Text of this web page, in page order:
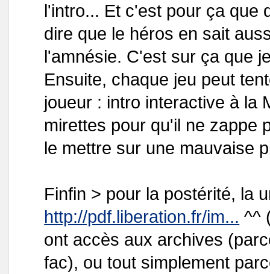
l'intro... Et c'est pour ça que
dire que le héros en sait
l'amnésie. C'est sur ça que
Ensuite, chaque jeu peut
joueur : intro interactive à la
mirettes pour qu'il ne zappe
le mettre sur une mauvaise
Finfin > pour la postérité, la
http://pdf.liberation.fr/im... ^^
ont accès aux archives
fac), ou tout simplement